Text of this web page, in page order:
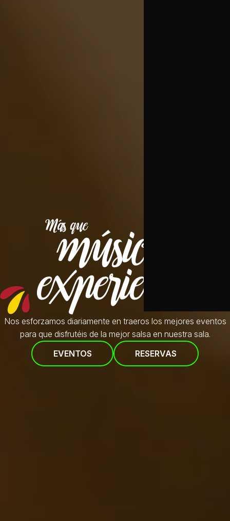
Nos esforzamos diariamente en traeros los mejores eventos
para que disfrutéis de la mejor salsa en nuestra sala.
EVENTOS
RESERVAS